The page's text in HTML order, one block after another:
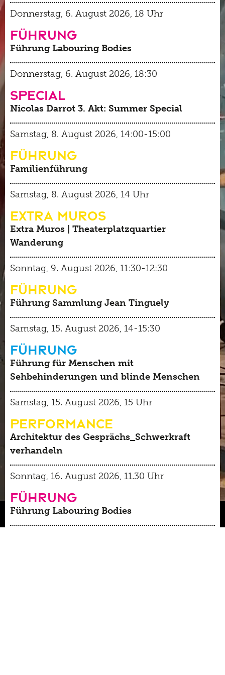
Tinguely100
Gehen
Lernen
Kultur Inklusiv
Datenschutz
Newsletter
Bistro
Menu
Picknick
Brunch
Late Thursday Menu
Shop
Donnerstag, 6. August 2026, 18 Uhr
Führung
Führung Labouring Bodies
Donnerstag, 6. August 2026, 18:30
Special
Nicolas Darrot 3. Akt: Summer Special
Samstag, 8. August 2026, 14:00-15:00
Führung
Familienführung
Samstag, 8. August 2026, 14 Uhr
Extra Muros
Extra Muros | Theaterplatzquartier
Wanderung
Sonntag, 9. August 2026, 11:30-12:30
Führung
Führung Sammlung Jean Tinguely
Samstag, 15. August 2026, 14-15:30
Führung
Führung für Menschen mit
Sehbehinderungen und blinde Menschen
Samstag, 15. August 2026, 15 Uhr
Performance
Architektur des Gesprächs_Schwerkraft
verhandeln
Sonntag, 16. August 2026, 11.30 Uhr
Führung
Führung Labouring Bodies